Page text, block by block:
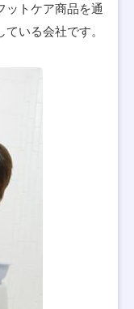
ットケア商品を通
いる会社です。